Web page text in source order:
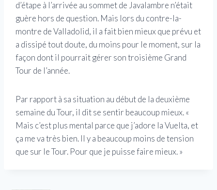
d’étape à l’arrivée au sommet de Javalambre n’était
guère hors de question. Mais lors du contre-la-
montre de Valladolid, il a fait bien mieux que prévu et
a dissipé tout doute, du moins pour le moment, sur la
façon dont il pourrait gérer son troisième Grand
Tour de l’année.
Par rapport à sa situation au début de la deuxième
semaine du Tour, il dit se sentir beaucoup mieux. «
Mais c’est plus mental parce que j’adore la Vuelta, et
ça me va très bien. Il y a beaucoup moins de tension
que sur le Tour. Pour que je puisse faire mieux. »